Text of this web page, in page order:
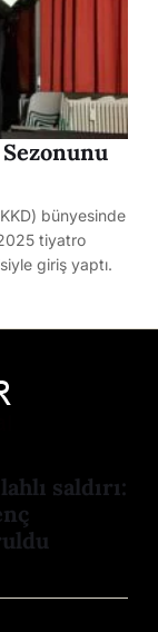
bünyesinde
tiyatro
giriş yaptı.
saldırı: